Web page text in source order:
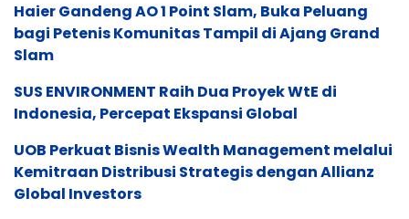
Haier Gandeng AO 1 Point Slam, Buka Peluang
bagi Petenis Komunitas Tampil di Ajang Grand
Slam
SUS ENVIRONMENT Raih Dua Proyek WtE di
Indonesia, Percepat Ekspansi Global
UOB Perkuat Bisnis Wealth Management melalui
Kemitraan Distribusi Strategis dengan Allianz
Global Investors